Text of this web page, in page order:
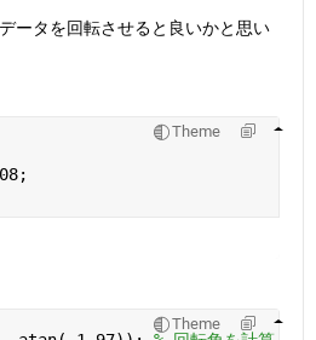
ータを回転させると良いかと思い
Theme
Theme